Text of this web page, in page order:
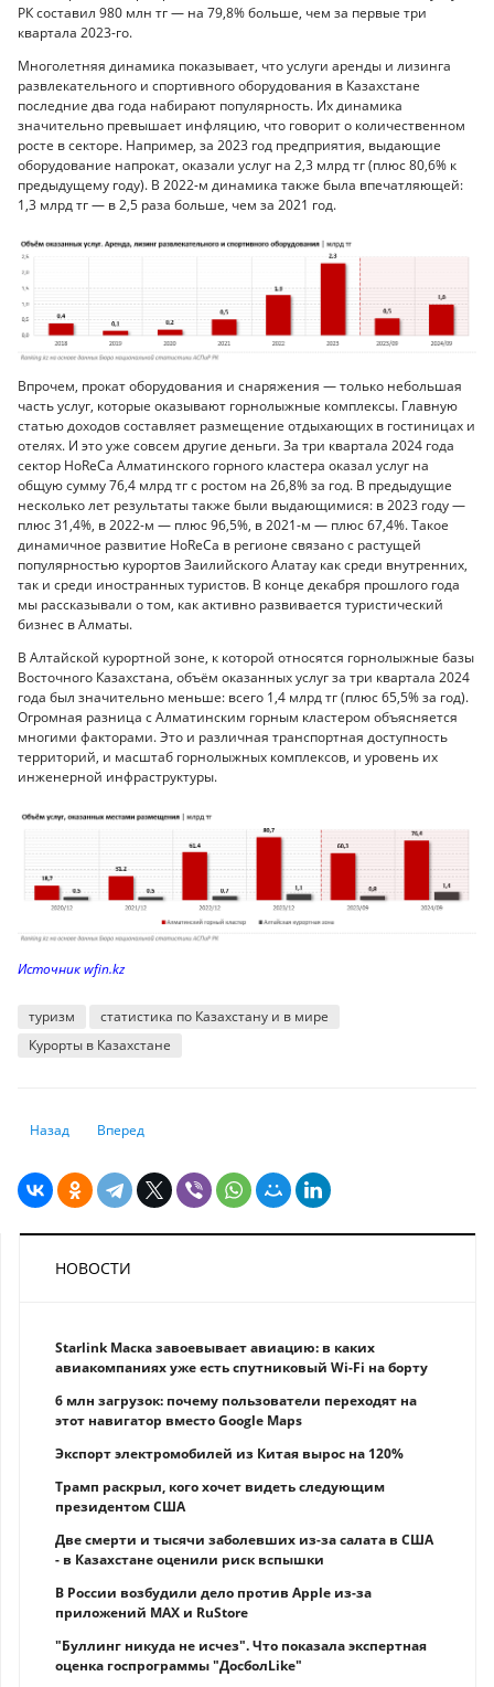
РК составил 980 млн тг — на 79,8% больше, чем за первые три
квартала 2023-го.
Многолетняя динамика показывает, что услуги аренды и лизинга
развлекательного и спортивного оборудования в Казахстане
последние два года набирают популярность. Их динамика
значительно превышает инфляцию, что говорит о количественном
росте в секторе. Например, за 2023 год предприятия, выдающие
оборудование напрокат, оказали услуг на 2,3 млрд тг (плюс 80,6% к
предыдущему году). В 2022-м динамика также была впечатляющей:
1,3 млрд тг — в 2,5 раза больше, чем за 2021 год.
Впрочем, прокат оборудования и снаряжения — только небольшая
часть услуг, которые оказывают горнолыжные комплексы. Главную
статью доходов составляет размещение отдыхающих в гостиницах и
отелях. И это уже совсем другие деньги. За три квартала 2024 года
сектор HoReCa Алматинского горного кластера оказал услуг на
общую сумму 76,4 млрд тг с ростом на 26,8% за год. В предыдущие
несколько лет результаты также были выдающимися: в 2023 году —
плюс 31,4%, в 2022-м — плюс 96,5%, в 2021-м — плюс 67,4%. Такое
динамичное развитие HoReCa в регионе связано с растущей
популярностью курортов Заилийского Алатау как среди внутренних,
так и среди иностранных туристов. В конце декабря прошлого года
мы рассказывали о том, как активно развивается туристический
бизнес в Алматы.
В Алтайской курортной зоне, к которой относятся горнолыжные базы
Восточного Казахстана, объём оказанных услуг за три квартала 2024
года был значительно меньше: всего 1,4 млрд тг (плюс 65,5% за год).
Огромная разница с Алматинским горным кластером объясняется
многими факторами. Это и различная транспортная доступность
территорий, и масштаб горнолыжных комплексов, и уровень их
инженерной инфраструктуры.
Источник wfin.kz
туризм
статистика по Казахстану и в мире
Курорты в Казахстане
Предыдущий: Рост НДС и изменения налоговой системы коснутся
Назад Следующий: 9 из 10 тенге, которые тратятся с
Вперед
НОВОСТИ
Starlink Маска завоевывает авиацию: в каких
авиакомпаниях уже есть спутниковый Wi-Fi на борту
6 млн загрузок: почему пользователи переходят на
этот навигатор вместо Google Maps
Экспорт электромобилей из Китая вырос на 120%
Трамп раскрыл, кого хочет видеть следующим
президентом США
Две смерти и тысячи заболевших из-за салата в США
- в Казахстане оценили риск вспышки
В России возбудили дело против Apple из-за
приложений MAX и RuStore
"Буллинг никуда не исчез". Что показала экспертная
оценка госпрограммы "ДосболLike"